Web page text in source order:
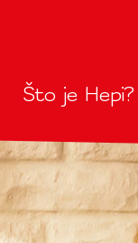
Glavni
Što je Hepi?